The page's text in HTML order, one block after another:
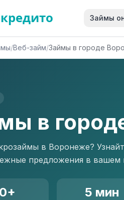
кредито Займы
/Веб-займ/Займы в городе
в
в Воронеже?
предложения в вашем
5 мин